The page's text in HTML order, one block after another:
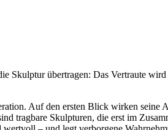
Skulptur übertragen: Das Vertraute
Auf den ersten Blick wirken seine
tragbare Skulpturen, die erst im